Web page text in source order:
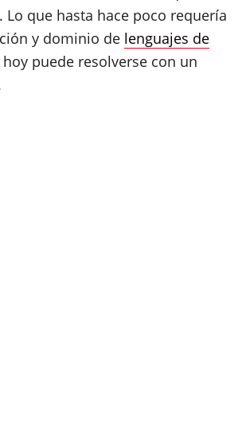
Lo que hasta hace poco requería
y dominio de lenguajes de
hoy puede resolverse con un